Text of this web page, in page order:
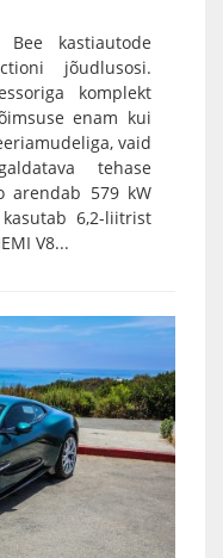
kastiautode
jõudlusosi.
komplekt
enam kui
vaid
tehase
arendab 579 kW
6,2-liitrist
V8...